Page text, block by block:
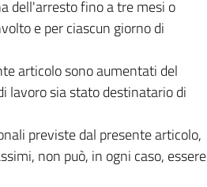
dell'arresto fino a tre mesi o
e per ciascun giorno di
articolo sono aumentati del
lavoro sia stato destinatario di
previste dal presente articolo,
non può, in ogni caso, essere